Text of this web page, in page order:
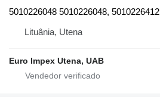
5010226048 5010226048, 5010226412
Lituânia, Utena
Euro Impex Utena, UAB